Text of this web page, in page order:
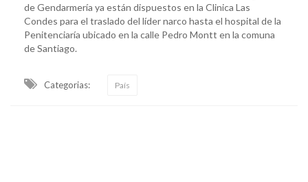
de Gendarmería ya están dispuestos en la Clinica Las
Condes para el traslado del líder narco hasta el hospital de la
Penitenciaría ubicado en la calle Pedro Montt en la comuna
de Santiago.
Categorias: País